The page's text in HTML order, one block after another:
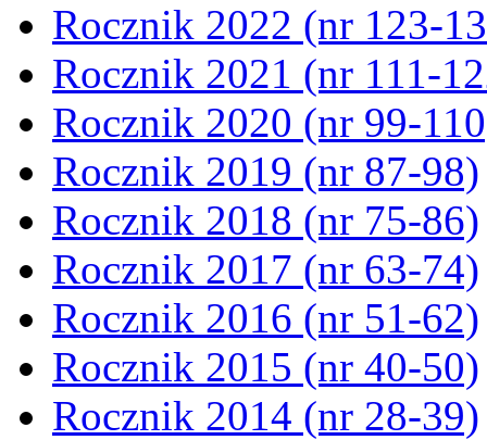
Rocznik 2022 (nr 123-
Rocznik 2021 (nr 111-
Rocznik 2020 (nr 99-
Rocznik 2019 (nr 87-98)
Rocznik 2018 (nr 75-86)
Rocznik 2017 (nr 63-74)
Rocznik 2016 (nr 51-62)
Rocznik 2015 (nr 40-50)
Rocznik 2014 (nr 28-39)